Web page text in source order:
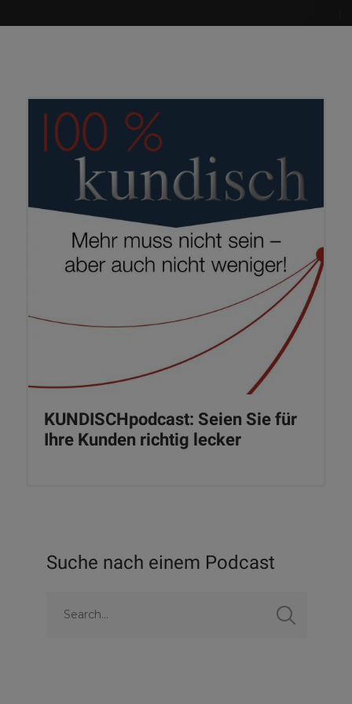
KUNDISCHpodcast: Seien Sie für
Ihre Kunden richtig lecker
Suche nach einem Podcast